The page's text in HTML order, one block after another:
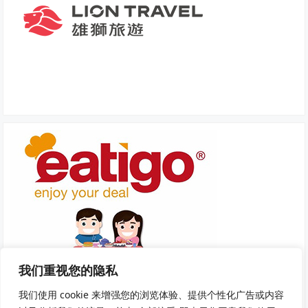
我们重视您的隐私
我们使用 cookie 来增强您的浏览体验、提供个性化广告或内容